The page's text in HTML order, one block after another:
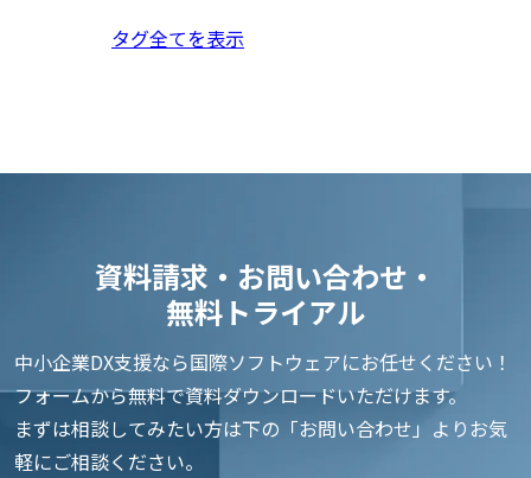
タグ全てを表示
資料請求・お問い合わせ・
無料トライアル
中小企業DX支援なら国際ソフトウェアにお任せください！
フォームから無料で資料ダウンロードいただけます。
まずは相談してみたい方は下の「お問い合わせ」よりお気
軽にご相談ください。